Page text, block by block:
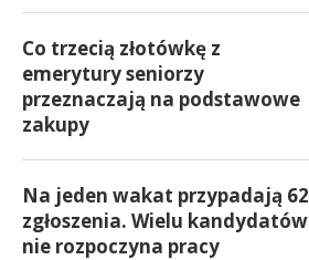
Co trzecią złotówkę z
emerytury seniorzy
przeznaczają na podstawowe
zakupy
Na jeden wakat przypadają 62
zgłoszenia. Wielu kandydatów
nie rozpoczyna pracy